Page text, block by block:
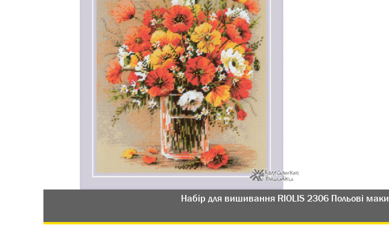
Набір для вишивання RIOLIS 2306 Польові маки